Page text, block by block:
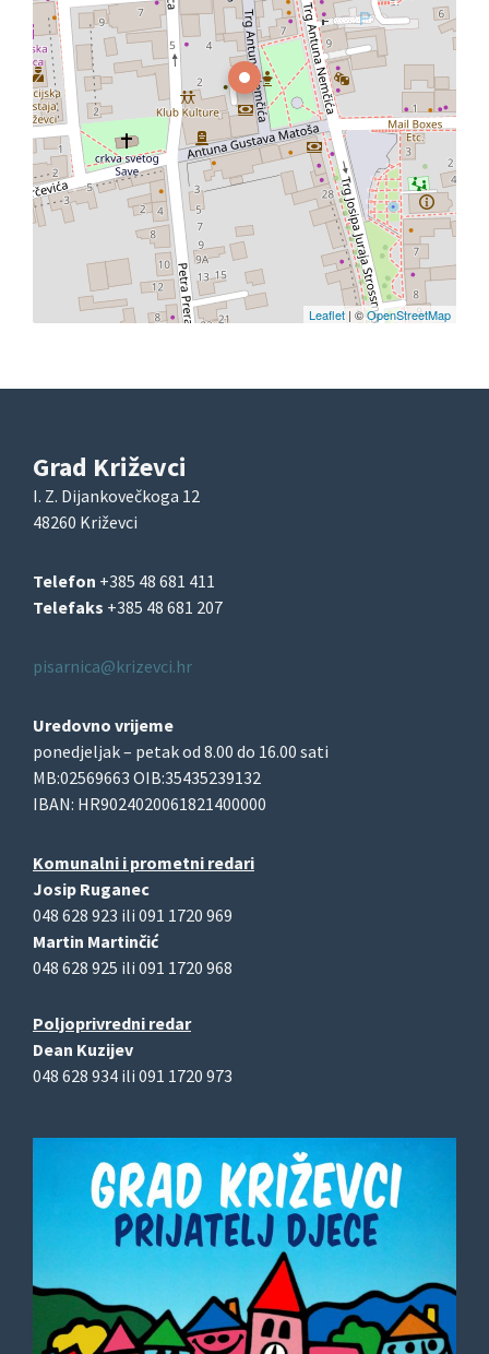
Leaflet | ©OpenStreetMap
Grad Križevci
I. Z. Dijankovečkoga 12
48260 Križevci
Telefon +385 48 681 411
Telefaks +385 48 681 207
pisarnica@krizevci.hr
Uredovno vrijeme
ponedjeljak – petak od 8.00 do 16.00 sati
MB:02569663 OIB:35435239132
IBAN: HR9024020061821400000
Komunalni i prometni redari
Josip Ruganec
048 628 923 ili 091 1720 969
Martin Martinčić
048 628 925 ili 091 1720 968
Poljoprivredni redar
Dean Kuzijev
048 628 934 ili 091 1720 973